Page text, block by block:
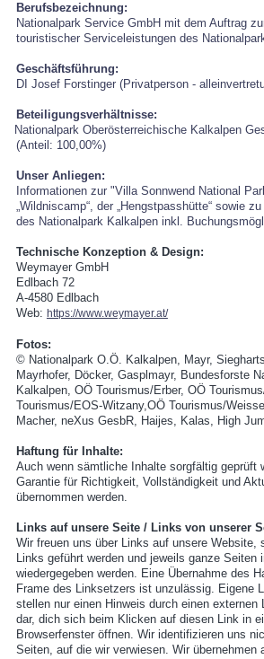
Berufsbezeichnung:
Nationalpark Service GmbH mit dem Auftrag
touristischer Serviceleistungen des
Geschäftsführung:
DI Josef Forstinger (Privatperson -
Beteiligungsverhältnisse:
Nationalpark Oberösterreichische Kalkalpen
(Anteil: 100,00%)
Unser Anliegen:
Informationen zur "Villa Sonnwend National
„Wildniscamp“, der „Hengstpasshütte“ sowie
des Nationalpark Kalkalpen inkl.
Technische Konzeption & Design:
Weymayer GmbH
Edlbach 72
A-4580 Edlbach
Web: https://www.weymayer.at/
Fotos:
© Nationalpark O.Ö. Kalkalpen, Mayr,
Mayrhofer, Döcker, Gasplmayr, Bundesforste
Kalkalpen, OÖ Tourismus/Erber, OÖ
Tourismus/EOS-Witzany,OÖ Tourismus/
Macher, neXus GesbR, Haijes, Kalas, High
Haftung für Inhalte:
Auch wenn sämtliche Inhalte sorgfältig geprüft
Garantie für Richtigkeit, Vollständigkeit und
übernommen werden.
Links auf unsere Seite / Links von unserer
Wir freuen uns über Links auf unsere Website,
Links geführt werden und jeweils ganze Seiten
wiedergegeben werden. Eine Übernahme des
Frame des Linksetzers ist unzulässig. Eigene
stellen nur einen Hinweis durch einen externen
dar, dich sich beim Klicken auf diesen Link in
Browserfenster öffnen. Wir identifizieren uns
Seiten, auf die wir verwiesen. Wir übernehmen